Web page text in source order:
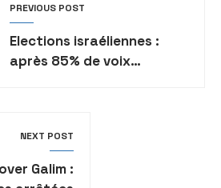
PREVIOUS POST
Elections israéliennes :
après 85% de voix
NEXT POST
Galim :